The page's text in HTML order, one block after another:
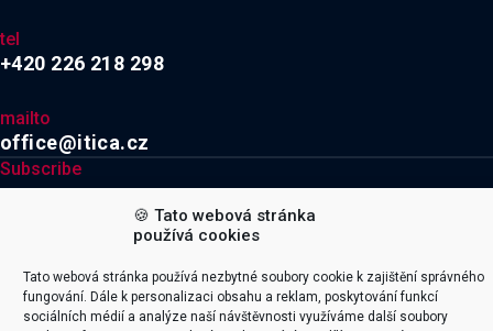
🍪 Tato webová stránka
používá cookies
Tato webová stránka používá nezbytné soubory cookie k zajištění správného
fungování. Dále k personalizaci obsahu a reklam, poskytování funkcí
sociálních médií a analýze naší návštěvnosti využíváme další soubory
tel
+420 226 218 298
mailto
office@itica.cz
Subscribe
Explore
Naše služby
Company
Kariéra